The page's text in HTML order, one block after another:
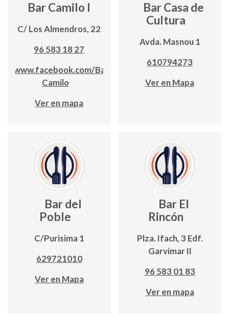
Bar Camilo I
C/ Los Almendros, 22
96 583 18 27
www.facebook.com/Bar-
Camilo
Ver en mapa
Bar Casa de
Cultura
Avda. Masnou 1
610794273
Ver en Mapa
Bar del
Poble
C/Purisima 1
629721010
Ver en Mapa
Bar El
Rincón
Plza. Ifach, 3 Edf.
Garvimar II
96 583 01 83
Ver en mapa